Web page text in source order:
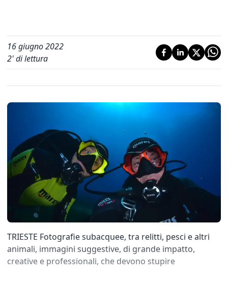
16 giugno 2022
2' di lettura
TRIESTE Fotografie subacquee, tra relitti, pesci e altri
animali, immagini suggestive, di grande impatto,
creative e professionali, che devono stupire